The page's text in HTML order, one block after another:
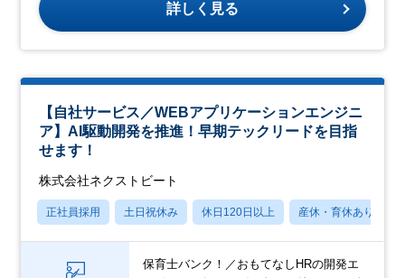
詳しく見る
【自社サービス／WEBアプリケーションエンジニ
ア】AI駆動開発を推進！早期テックリードを目指
せます！
株式会社ネクストビート
正社員採用 土日祝休み 休日120日以上 産休・育休あり
保育士バンク！／おもてなしHRの開発エ